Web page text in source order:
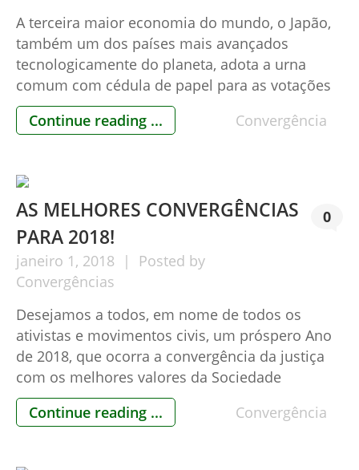
A terceira maior economia do mundo, o Japão,
também um dos países mais avançados
tecnologicamente do planeta, adota a urna
comum com cédula de papel para as votações
que fazem o processo democrático por lá.
Notícia com foto no jornal O Globo comprova
Continue reading ... Convergência
AS MELHORES CONVERGÊNCIAS
PARA 2018!
janeiro 1, 2018
Posted by
Convergências
0
Desejamos a todos, em nome de todos os
ativistas e movimentos civis, um próspero Ano
de 2018, que ocorra a convergência da justiça
com os melhores valores da Sociedade
Brasileira. Feliz Ano Novo! Movimentos Civis
pelo Brasil
Continue reading ... Convergência